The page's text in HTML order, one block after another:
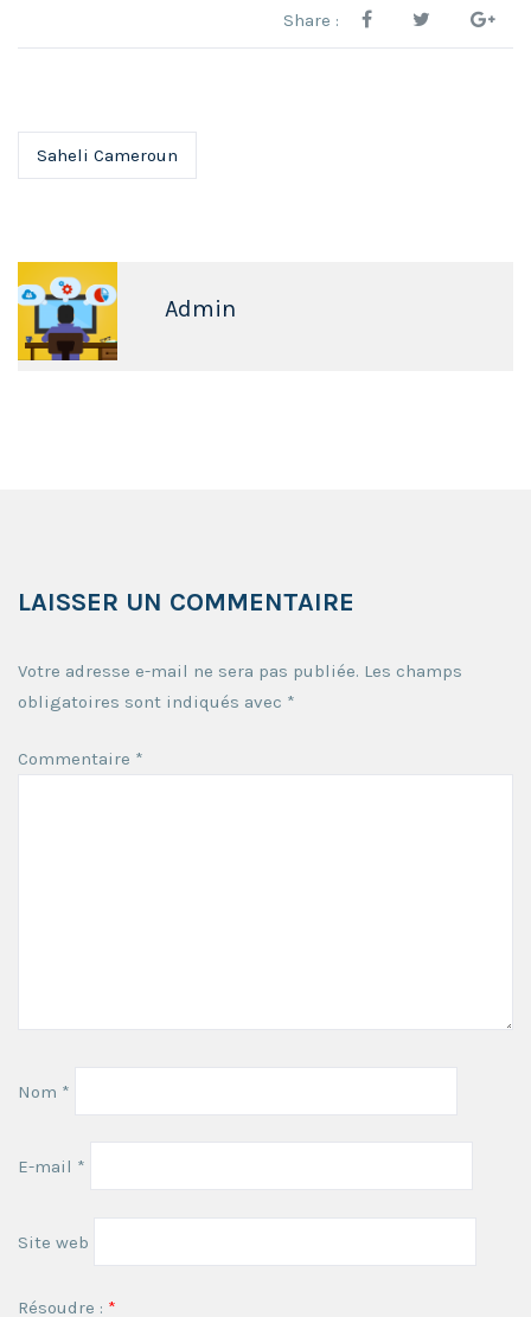
Share :
Saheli Cameroun
Admin
LAISSER UN COMMENTAIRE
Votre adresse e-mail ne sera pas publiée. Les champs
obligatoires sont indiqués avec *
Commentaire *
Nom *
E-mail *
Site web
Résoudre : *